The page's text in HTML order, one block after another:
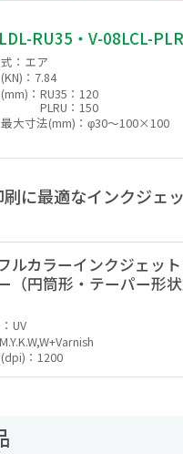
RU35・V-08LCL-
： エア
： 7.84
：RU35：120
PLRU：150
大寸法(mm)：φ30～100×100
刷に最適なインクジェ
ルカラーインクジェット
（円筒形・テーパー形
UV
：1200